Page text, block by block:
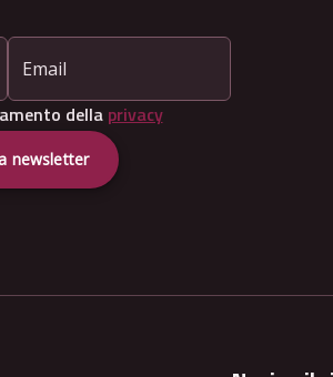
Email
della privacy
newsletter